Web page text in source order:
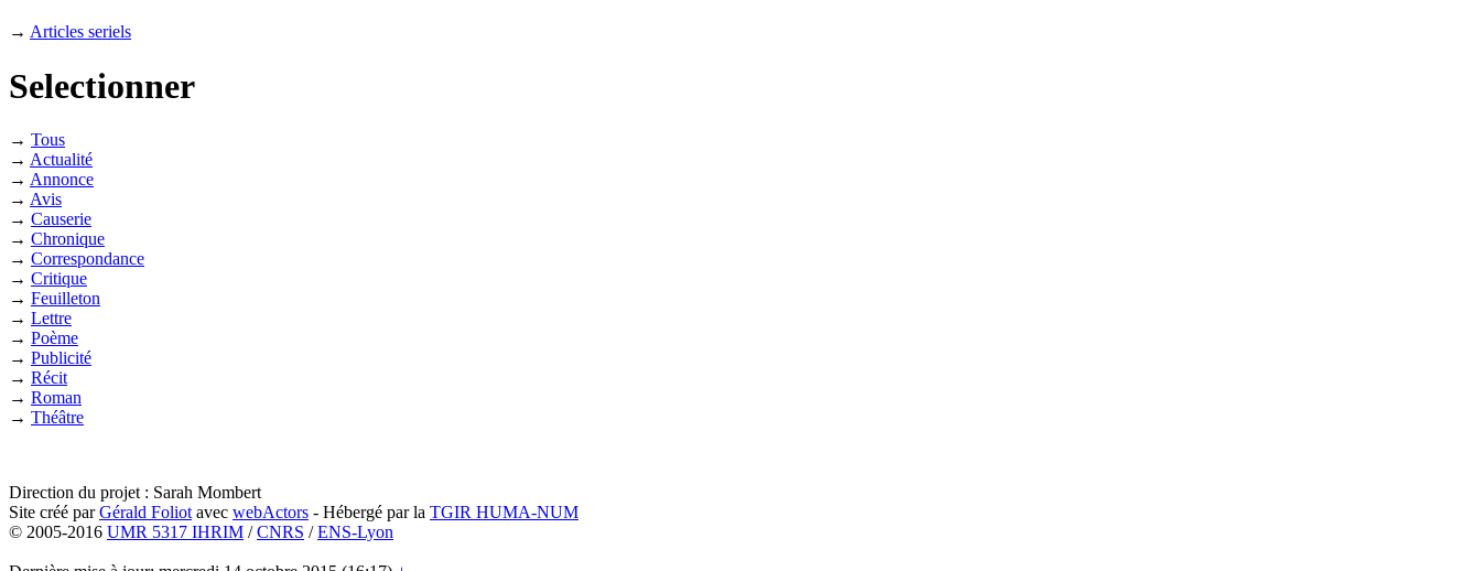
→ Articles seriels
Selectionner
→ Tous
→ Actualité
→ Annonce
→ Avis
→ Causerie
→ Chronique
→ Correspondance
→ Critique
→ Feuilleton
→ Lettre
→ Poème
→ Publicité
→ Récit
→ Roman
→ Théâtre
Direction du projet : Sarah Mombert
Site créé parGérald Foliot avec webActors - Hébergé par la TGIR HUMA-NUM
© 2005-2016 UMR 5317 IHRIM /CNRS /ENS-Lyon